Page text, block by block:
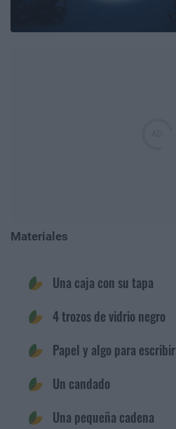
Materiales
Una caja con su tapa
4 trozos de vidrio negro
Papel y algo para escribir
Un candado
Una pequeña cadena